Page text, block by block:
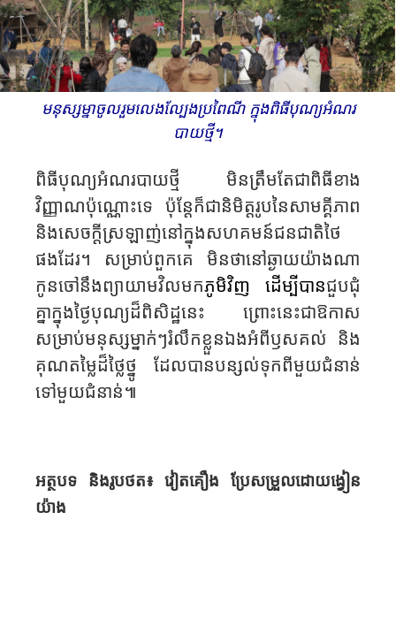
មនុស្ស​​ម្នា​​ចូល​រួម​​លេង​​ល្បែង​​ប្រពៃណី​​ ក្នុង​ពិធី​បុណ្យ​​អំណរ
បាយថ្មី។
ពិធីបុណ្យអំណរបាយថ្មី​ មិន​ត្រឹមតែ​ជា​ពិធី​ខាង​
វិញ្ញាណ​ប៉ុណ្ណោះ​ទេ​ ប៉ុន្តែ​ក៏​ជា​និមិត្តរូប​នៃ​សាមគ្គីភាព​
និងសេចក្តីស្រឡាញ់នៅក្នុងសហគមន៍ជនជាតិថៃ
ផងដែរ។ សម្រាប់ពួកគេ មិនថានៅឆ្ងាយយ៉ាងណា
កូនចៅនឹងព្យាយាមវិលមកភូមិវិញ ដើម្បីបានជួបជុំ
គ្នាក្នុងថ្ងៃបុណ្យដ៏ពិសិដ្ឋនេះ ព្រោះនេះជាឱកាស
សម្រាប់មនុស្សម្នាក់ៗរំលឹកខ្លួនឯងអំពីឫសគល់ និង
គុណតម្លៃដ៏ថ្លៃថ្នូ ដែលបានបន្សល់ទុកពីមួយជំនាន់
ទៅមួយជំនាន់៕
អត្ថបទ និង​រូបថត៖ វៀតគឿង
ប្រែសម្រួលដោយង្វៀន
យ៉ាង